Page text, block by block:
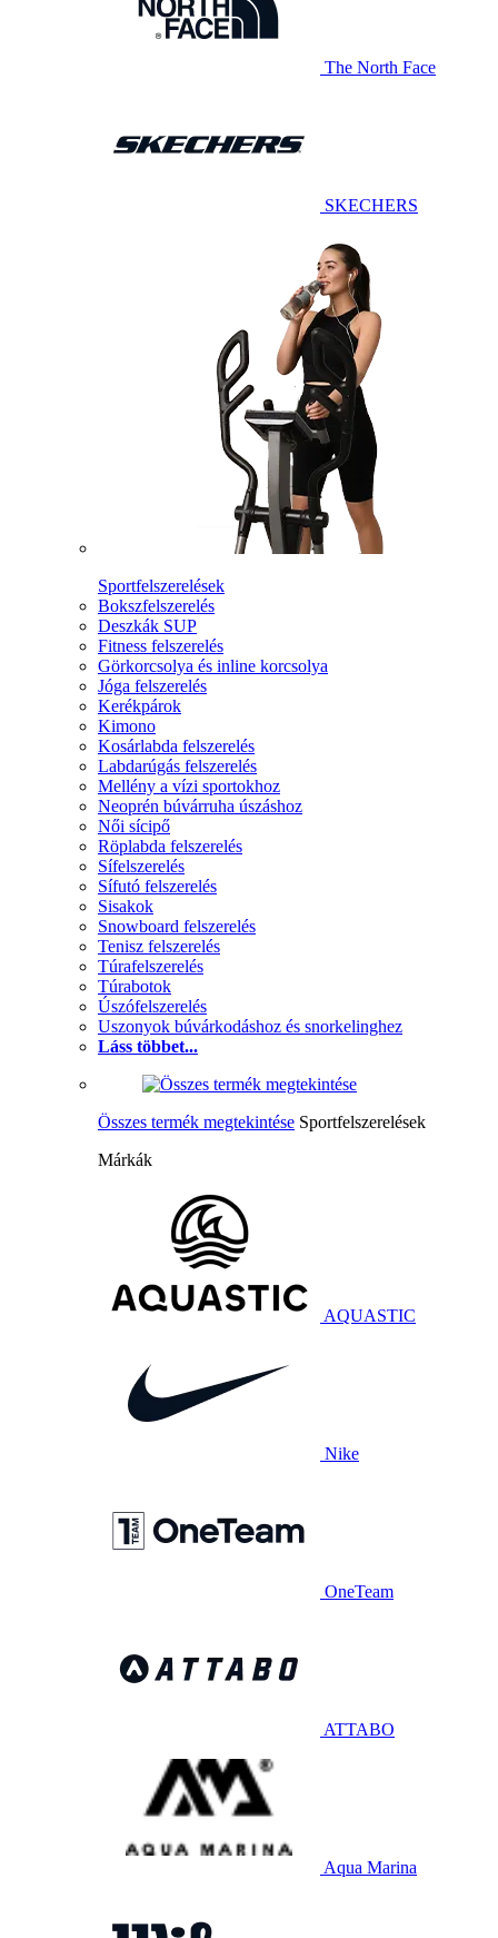
The North Face
SKECHERS
Sportfelszerelések
Bokszfelszerelés
Deszkák SUP
Fitness felszerelés
Görkorcsolya és inline korcsolya
Jóga felszerelés
Kerékpárok
Kimono
Kosárlabda felszerelés
Labdarúgás felszerelés
Mellény a vízi sportokhoz
Neoprén búvárruha úszáshoz
Női sícipő
Röplabda felszerelés
Sífelszerelés
Sífutó felszerelés
Sisakok
Snowboard felszerelés
Tenisz felszerelés
Túrafelszerelés
Túrabotok
Úszófelszerelés
Uszonyok búvárkodáshoz és snorkelinghez
Láss többet...
Összes termék megtekintése Sportfelszerelések
Márkák
AQUASTIC
Nike
OneTeam
ATTABO
Aqua Marina